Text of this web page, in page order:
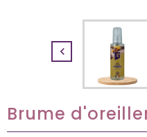

Brume